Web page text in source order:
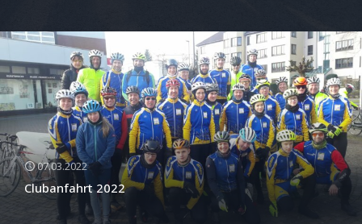
07.03.2022
Clubanfahrt 2022